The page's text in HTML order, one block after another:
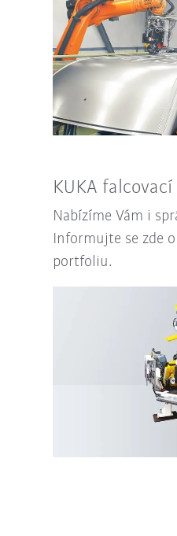
KUKA
Nabízíme Vám i
Informujte se zde
portfoliu.